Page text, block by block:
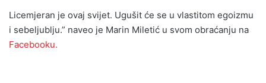
Licemjeran je ovaj svijet. Ugušit će se u vlastitom egoizmu
i sebeljublju.” naveo je Marin Miletić u svom obraćanju na
Facebooku.